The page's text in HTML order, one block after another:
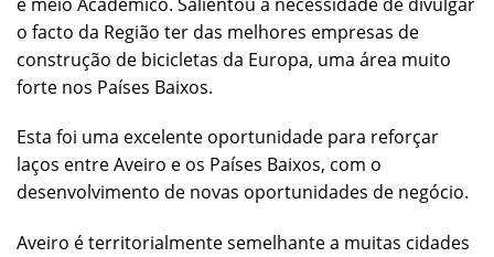
o facto da Região ter das melhores empresas de
construção de bicicletas da Europa, uma área muito
forte nos Países Baixos.
Esta foi uma excelente oportunidade para reforçar
laços entre Aveiro e os Países Baixos, com o
desenvolvimento de novas oportunidades de negócio.
Aveiro é territorialmente semelhante a muitas cidades